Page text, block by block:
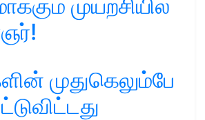
முயற்சியில்
முதுகெலும்பே